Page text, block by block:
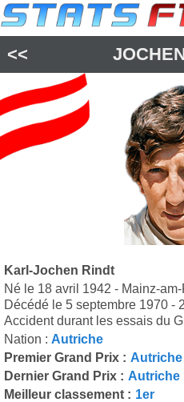
<<
Karl-Jochen Rindt
Né le 18 avril 1942 - Mainz-
Décédé le 5 septembre 1970 -
Accident durant les essais du
Nation : Autriche
Premier Grand Prix : Autriche
Dernier Grand Prix : Autriche
Meilleur classement : 1er